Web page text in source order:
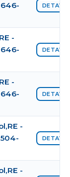
646-
DETAYI
-
646-
DETAYI
-
646-
DETAYI
-
504-
DETAYI
-